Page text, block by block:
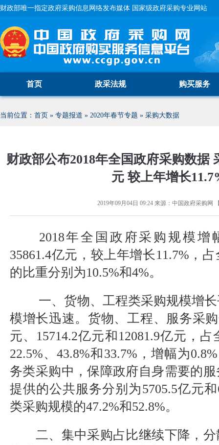
财政部唯一指定政府采购信息网络发布媒体 国家级政府采购专业网站
首页 政采法规 购买服务
当前位置： 首页 » 专题报道 » 2020年春节专题 » 采购大数据
财政部公布2018年全国政府采购数据
元 较上年增长
2019年09月04日 09:24来源： 中国政府采购网
2018年全国政府采购规模
35861.4亿元，较上年增长11.7%，
的比重分别为10.5%和4%。
一、货物、工程类采购规模增
模增长迅速。 货物、工程、服务采
元、15714.2亿元和12081.9亿元，
22.5%、43.8%和33.7%，增幅为
务类采购中，保障政府自身需要的
提供的公共服务分别为5705.5亿元
类采购规模的47.2%和52.8%。
二、集中采购占比继续下降，